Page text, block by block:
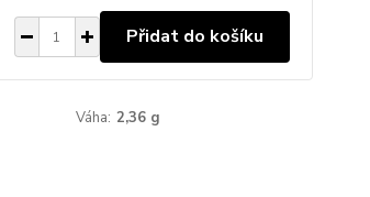
Přidat do košíku
Váha: 2,36 g